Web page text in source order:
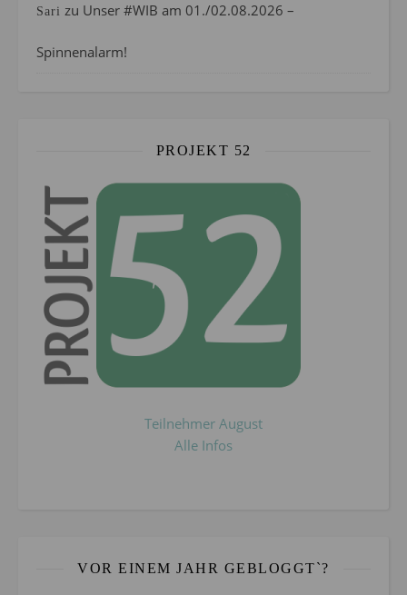
Sari zu Unser #WIB am 01./02.08.2026 –
Spinnenalarm!
PROJEKT 52
Teilnehmer August
Alle Infos
VOR EINEM JAHR GEBLOGGT`?